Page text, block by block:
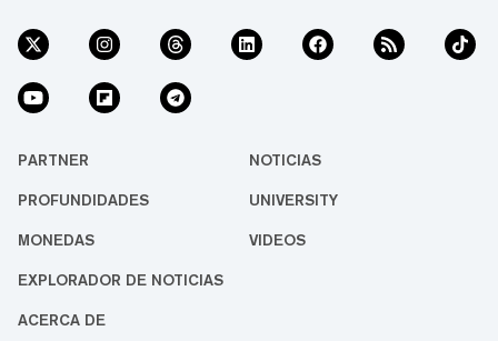
PARTNER NOTICIAS
PROFUNDIDADES UNIVERSITY
MONEDAS VIDEOS
EXPLORADOR DE NOTICIAS
ACERCA DE